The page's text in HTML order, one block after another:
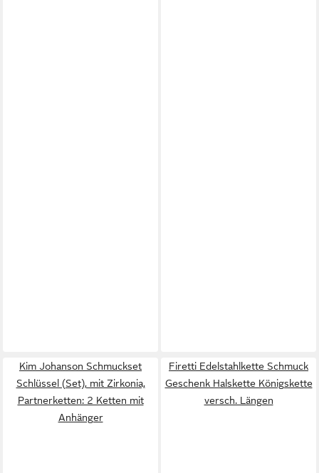
Kim Johanson Schmuckset
Schlüssel (Set), mit Zirkonia,
Partnerketten: 2 Ketten mit
Anhänger
Firetti Edelstahlkette Schmuck
Geschenk Halskette Königskette
versch. Längen